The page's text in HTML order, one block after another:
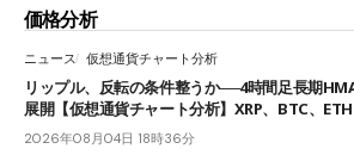
価格分析
ニュース 仮想通貨チャート分析
リップル、反転の条件整うか──4時間足長期
展開【仮想通貨チャート分析】XRP、BTC、
2026年08月04日 18時36分